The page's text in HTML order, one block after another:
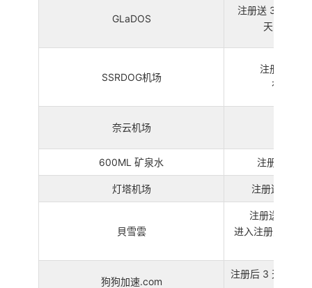
GLaDOS
注册送 3 天
天，
SSRDOG机场
注册送
有海外
奈云机场
600ML 矿泉水 注册送
灯塔机场 注册送 10GB
貝雪雲
注册送 9GB
进入注册页面需
狗狗加速.com
注册后 3 天，每